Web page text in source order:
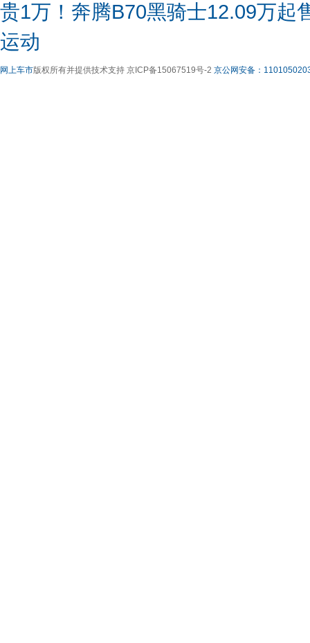
贵1万！奔腾B70黑骑士12.09万起
运动
网上车市版权所有并提供技术支持 京ICP备15067519号-2 京公网安备：